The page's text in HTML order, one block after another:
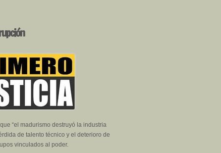
“el madurismo destruyó la industria
de talento técnico y el deterioro de
vinculados al poder.